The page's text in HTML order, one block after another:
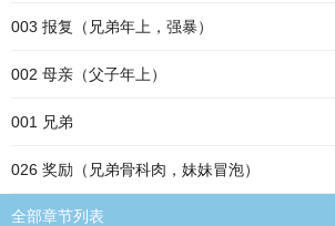
003 报复（兄弟年上，强暴）
002 母亲（父子年上）
001 兄弟
026 奖励（兄弟骨科肉，妹妹冒泡）
全部章节列表